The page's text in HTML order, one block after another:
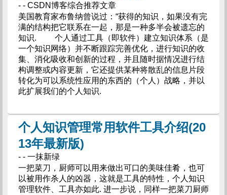
- - CSDN博客综合推荐文章
美国教育家布鲁纳曾说过：“获得的知识，如果没有完
满的结构把它联系在一起，那是一种多半会被遗忘的
知识. 个人通过工具（即软件）建立知识体系（是
一个知识网络）并不断跟踪完善优化，进行知识的收
集、消化吸收和创新的过程，并且随时据情况进行结
构调整或内容更新，它还提供某种将散乱的信息片段
转化为可以系统性应用的东西的（个人）战略，并以
此扩展我们的个人知识.
个人知识管理常用软件工具介绍(20
13年最新版)
- - 一抹新绿
一把菜刀，厨师可以用来做出可口的美味佳肴，也可
以被用作杀人的凶器，这就是工具的特性，个人知识
管理软件、工具亦如此. 进一步说，同样一把菜刀厨师